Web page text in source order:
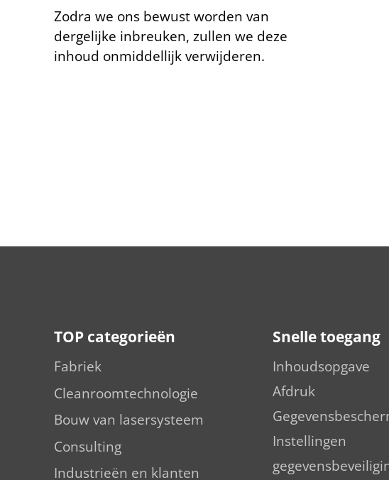
Zodra we ons bewust worden van
dergelijke inbreuken, zullen we deze
inhoud onmiddellijk verwijderen.
TOP categorieën
Fabriek
Cleanroomtechnologie
Bouw van lasersysteem
Consulting
Industrieën en klanten
Snelle toegang
Inhoudsopgave
Afdruk
Instellingen